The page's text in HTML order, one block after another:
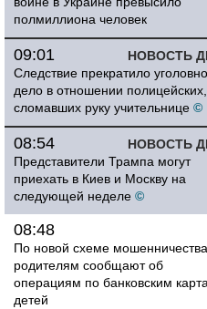
полмиллиона человек
НОВОСТЬ
09:01
Следствие прекратило
дело в отношении полицейских,
сломавших руку учительнице ©
НОВОСТЬ
08:54
Представители Трампа могут
приехать в Киев и Москву на
следующей неделе ©
08:48
По новой схеме мошенничества
родителям сообщают об
операциям по банковским
детей